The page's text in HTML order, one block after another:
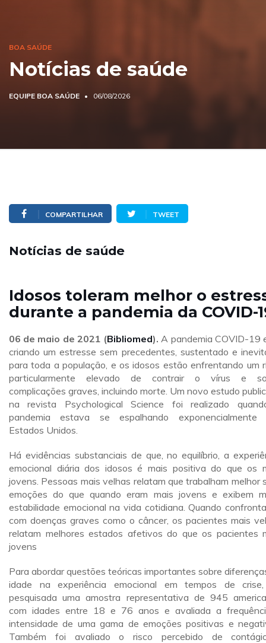
BOA SAÚDE
Notícias de saúde
EQUIPE BOA SAÚDE 06/08/2026
COMPARTILHAR TWEET
Notícias de saúde
Idosos toleram melhor o
durante a pandemia da COVID-
06 de maio de 2021 (Bibliomed). A pandemia COVID-19
criando um estresse sem precedentes, sustentado e
para toda a população, e os idosos estão enfrentando um
particularmente elevado de contrair o vírus e
complicações graves, incluindo morte. Um novo estudo
na revista Psychological Science foi realizado
pandemia estava se espalhando exponencialmente
Estados Unidos.
Há evidências substanciais de que, no equilíbrio, a
emocional diária dos idosos é mais positiva do que os
jovens. Pessoas mais velhas relatam que trabalham melhor
emoções do que quando eram mais jovens e exibem
estabilidade emocional na vida cotidiana. Quando
com doenças graves como o câncer, os pacientes mais
relatam melhores estados afetivos do que os pacientes
jovens
Para abordar questões teóricas importantes sobre
idade na experiência emocional em tempos de
pesquisada uma amostra representativa de 945
com idades entre 18 e 76 anos e avaliada a
intensidade de uma gama de emoções positivas e
Também foi avaliado o risco percebido de